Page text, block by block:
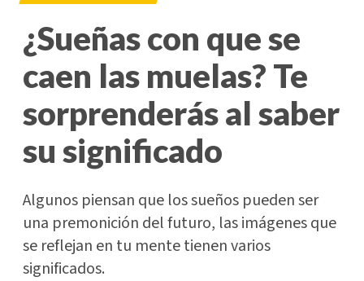
¿Sueñas con que se
caen las muelas? Te
sorprenderás al saber
su significado
Algunos piensan que los sueños pueden ser
una premonición del futuro, las imágenes que
se reflejan en tu mente tienen varios
significados.